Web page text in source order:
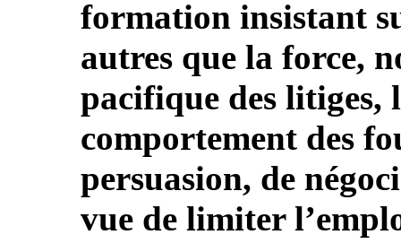
formation insistant
autres que la force,
pacifique des litiges,
comportement des
persuasion, de
vue de limiter